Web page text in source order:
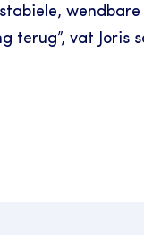
vat Joris